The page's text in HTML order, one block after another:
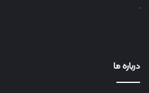
درباره ما